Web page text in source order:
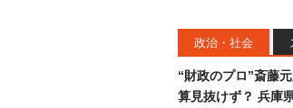
政治・社会
“財政のプロ”斎藤
算見抜けず？ 兵庫